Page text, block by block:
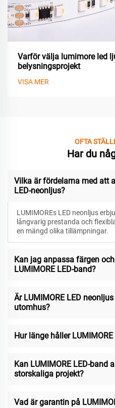
Varför välja lumimore led
belysningsprojekt
VISA MER
OFTA
Har du
Vilka är fördelarna med att
LED-neonljus?
LUMIMOREs LED neonljus
långvarig prestanda och
en mängd olika tillämpningar.
Kan jag anpassa färgen
LUMIMORE LED-band?
Är LUMIMORE LED
utomhus?
Hur länge håller
Kan LUMIMORE LED-band
storskaliga projekt?
Vad är garantin på